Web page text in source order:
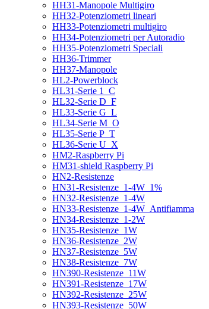
HH31-Manopole Multigiro
HH32-Potenziometri lineari
HH33-Potenziometri multigiro
HH34-Potenziometri per Autoradio
HH35-Potenziometri Speciali
HH36-Trimmer
HH37-Manopole
HL2-Powerblock
HL31-Serie 1_C
HL32-Serie D_F
HL33-Serie G_L
HL34-Serie M_O
HL35-Serie P_T
HL36-Serie U_X
HM2-Raspberry Pi
HM31-shield Raspberry Pi
HN2-Resistenze
HN31-Resistenze_1-4W_1%
HN32-Resistenze_1-4W
HN33-Resistenze_1-4W_Antifiamma
HN34-Resistenze_1-2W
HN35-Resistenze_1W
HN36-Resistenze_2W
HN37-Resistenze_5W
HN38-Resistenze_7W
HN390-Resistenze_11W
HN391-Resistenze_17W
HN392-Resistenze_25W
HN393-Resistenze_50W